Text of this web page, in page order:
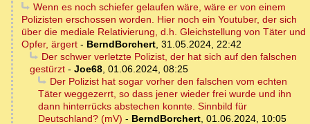
Wenn es noch schiefer gelaufen wäre, wäre er von einem
Polizisten erschossen worden. Hier noch ein Youtuber, der sich
über die mediale Relativierung, d.h. Gleichstellung von Täter und
Opfer, ärgert - BerndBorchert, 31.05.2024, 22:42
Der schwer verletzte Polizist, der hat sich auf den falschen
gestürzt - Joe68, 01.06.2024, 08:25
Der Polizist hat sogar vorher den falschen vom echten
Täter weggezerrt, so dass jener wieder frei wurde und ihn
dann hinterrücks abstechen konnte. Sinnbild für
Deutschland? (mV) - BerndBorchert, 01.06.2024, 10:05